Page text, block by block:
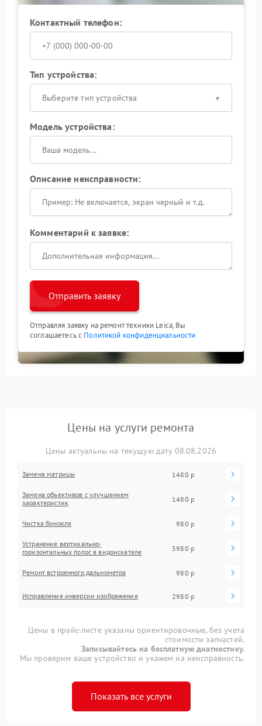
Контактный телефон:
Тип устройства:
Выберите тип устройства
Модель устройства:
Описание неисправности:
Комментарий к заявке:
Отправить заявку
Отправляя заявку на ремонт техники Leica, Вы
соглашаетесь с Политикой конфиденциальности
Цены на услуги ремонта
Цены актуальны на текущую дату 08.08.2026
Замена матрицы 1480 р
Замена объективов с улучшением
характеристик
1480 р
Чистка бинокля 980 р
Устранение вертикально-
горизонтальных полос в видоискателе
5980 р
Ремонт встроенного дальнометра 980 р
Исправление инверсии изображения 2980 р
Цены в прайс-листе указаны ориентировочные, без учета
стоимости запчастей.
Записывайтесь на бесплатную диагностику.
Мы проверим ваше устройство и укажем на неисправность.
Показать все услуги